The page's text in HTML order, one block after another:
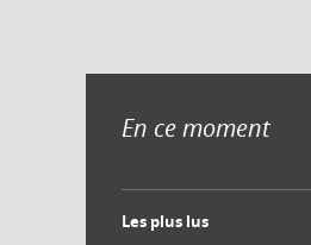
En ce moment
Les plus lus